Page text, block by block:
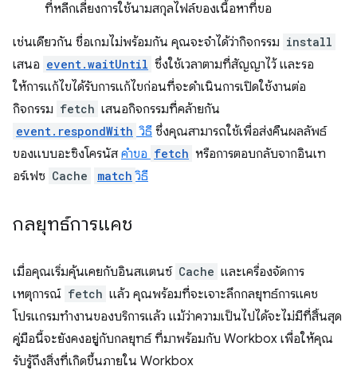
ที่หลีกเลี่ยงการใช้นามสกุลไฟล์ของเนื้อหาที่ขอ
เช่นเดียวกัน ชื่อเกมไม่พร้อมกัน คุณจะจำได้ว่ากิจกรรม install
เสนอ event.waitUntil ซึ่งใช้เวลาตามที่สัญญาไว้ และรอ
ให้การแก้ไขได้รับการแก้ไขก่อนที่จะดำเนินการเปิดใช้งานต่อ
กิจกรรม fetch เสนอกิจกรรมที่คล้ายกัน
event.respondWith วิธี ซึ่งคุณสามารถใช้เพื่อส่งคืนผลลัพธ์
ของแบบอะซิงโครนัส คำขอ fetch หรือการตอบกลับจากอินเท
อร์เฟซ Cache match วิธี
กลยุทธ์การแคช
เมื่อคุณเริ่มคุ้นเคยกับอินสแตนซ์ Cache และเครื่องจัดการ
เหตุการณ์ fetch แล้ว คุณพร้อมที่จะเจาะลึกกลยุทธ์การแคช
โปรแกรมทำงานของบริการแล้ว แม้ว่าความเป็นไปได้จะไม่มีที่สิ้นสุด
คู่มือนี้จะยังคงอยู่กับกลยุทธ์ ที่มาพร้อมกับ Workbox เพื่อให้คุณ
รับรู้ถึงสิ่งที่เกิดขึ้นภายใน Workbox